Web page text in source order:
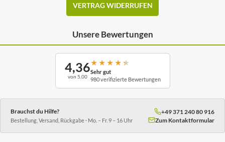
VERTRAG WIDERRUFEN
Unsere Bewertungen
4,36
von 5,00
★ ★ ★ ★ ★
Sehr gut
980 verifizierte Bewertungen
Brauchst du Hilfe?
Bestellung, Versand, Rückgabe · Mo. – Fr. 9 – 16 Uhr
+49 371 240 80 916
Zum Kontaktformular